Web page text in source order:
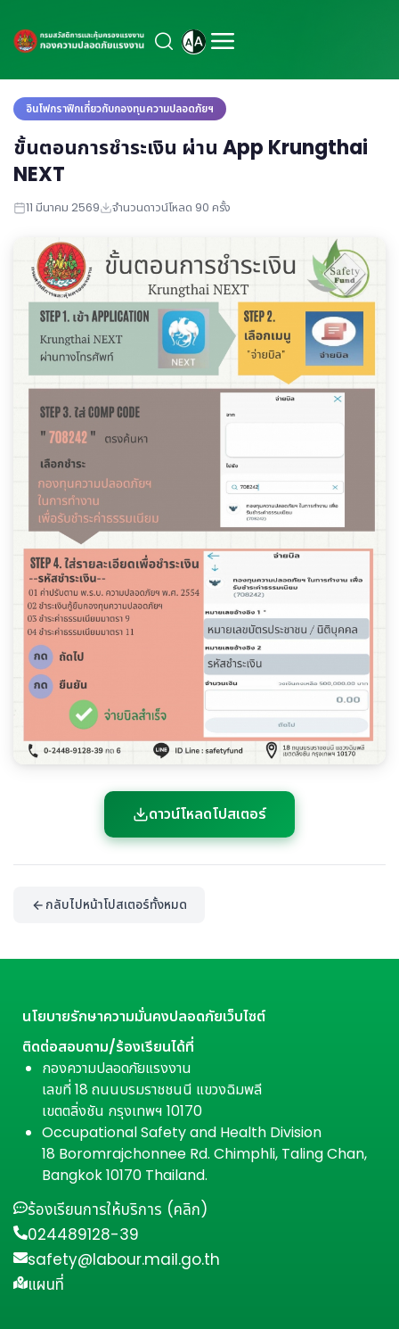
อินโฟกราฟิกเกี่ยวกับกองทุนความปลอดภัยฯ
ขั้นตอนการชำระเงิน ผ่าน App Krungthai
NEXT
11 มีนาคม 2569 จำนวนดาวน์โหลด 90 ครั้ง
ดาวน์โหลดโปสเตอร์
กลับไปหน้าโปสเตอร์ทั้งหมด
นโยบายรักษาความมั่นคงปลอดภัยเว็บไซต์
ติดต่อสอบถาม/ร้องเรียนได้ที่
กองความปลอดภัยแรงงาน
เลขที่ 18 ถนนบรมราชชนนี แขวงฉิมพลี
เขตตลิ่งชัน กรุงเทพฯ 10170
Occupational Safety and Health Division
18 Boromrajchonnee Rd. Chimphli, Taling Chan,
Bangkok 10170 Thailand.
ร้องเรียนการให้บริการ (คลิก)
024489128-39
safety@labour.mail.go.th
แผนที่